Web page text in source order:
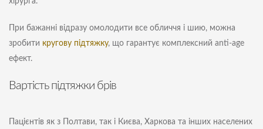
При бажанні відразу омолодити все обличчя і шию, можна
зробити кругову підтяжку, що гарантує комплексний anti-age
ефект.
Вартість підтяжки брів
Пацієнтів як з Полтави, так і Києва, Харкова та інших населених